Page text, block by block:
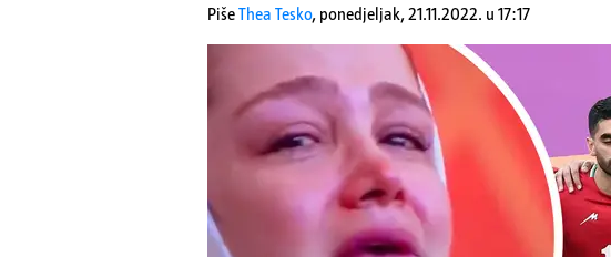
PišeThea Tesko, ponedjeljak, 21.11.2022. u 17:17